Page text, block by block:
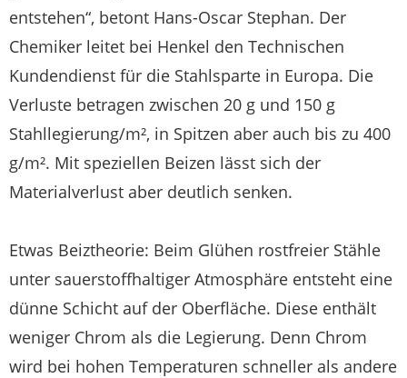
entstehen“, betont Hans-Oscar Stephan. Der
Chemiker leitet bei Henkel den Technischen
Kundendienst für die Stahlsparte in Europa. Die
Verluste betragen zwischen 20 g und 150 g
Stahllegierung/m², in Spitzen aber auch bis zu 400
g/m². Mit speziellen Beizen lässt sich der
Materialverlust aber deutlich senken.
Etwas Beiztheorie: Beim Glühen rostfreier Stähle
unter sauerstoffhaltiger Atmosphäre entsteht eine
dünne Schicht auf der Oberfläche. Diese enthält
weniger Chrom als die Legierung. Denn Chrom
wird bei hohen Temperaturen schneller als andere